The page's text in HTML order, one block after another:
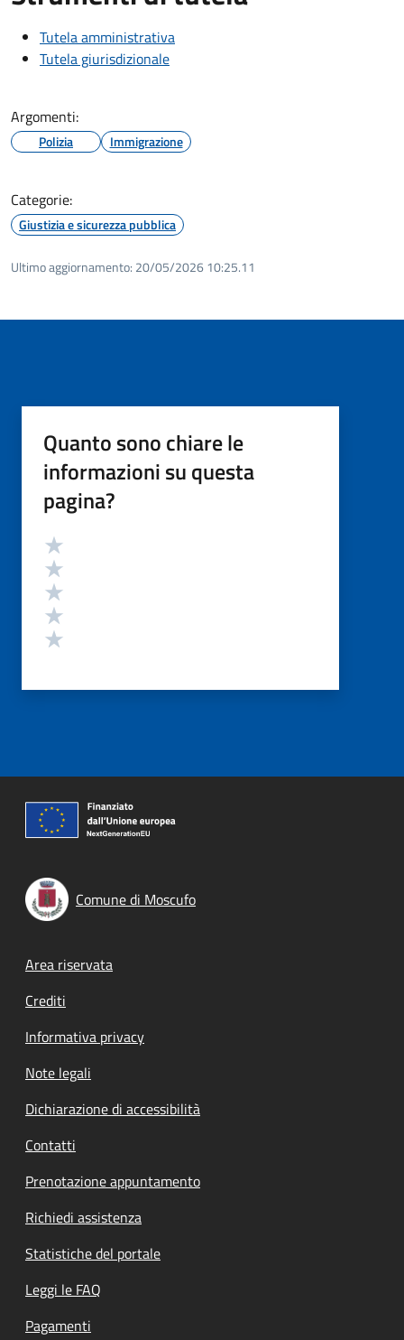
Tutela amministrativa
Tutela giurisdizionale
Argomenti:
Polizia Immigrazione
Categorie:
Giustizia e sicurezza pubblica
Ultimo aggiornamento: 20/05/2026 10:25.11
Quanto sono chiare le
informazioni su questa
pagina?
Valutazione
Comune di Moscufo
Footer menu
Area riservata
Crediti
Informativa privacy
Note legali
Dichiarazione di accessibilità
Contatti
Prenotazione appuntamento
Richiedi assistenza
Statistiche del portale
Leggi le FAQ
Pagamenti